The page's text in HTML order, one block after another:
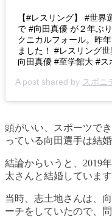
【#レスリング】 #世
で #向田真優 が２年ぶ
クニカルフォール。昨
ました！‬ ‪#レスリング
向田真優 #至学館大‬ ‪#
A post shared by スポニ
頭がいい、スポーツで
っている向田選手は結
結論からいうと、 2019
太さんと結婚しています
当時、志土地さんは、
ーチをしていたので、